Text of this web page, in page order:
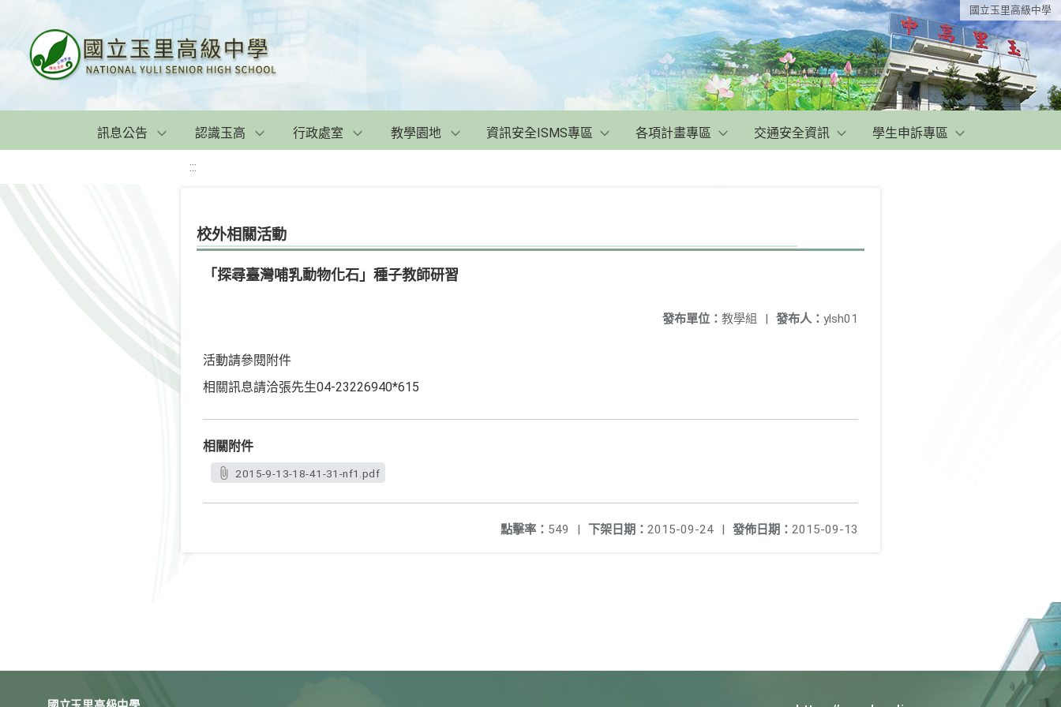
國立玉里高級中學
訊息公告 認識玉高 行政處室 教學園地 資訊安全ISMS專區 各項計畫專區 交通安全資訊 學生申訴專區
:::
校外相關活動
「探尋臺灣哺乳動物化石」種子教師研習
發布人： ylsh01
發布單位： 教學組 |
活動請參閱附件
相關訊息請洽張先生04-23226940*615
相關附件
2015-9-13-18-41-31-nf1.pdf
發佈日期： 2015-09-13
下架日期： 2015-09-24 |
點擊率： 549 |